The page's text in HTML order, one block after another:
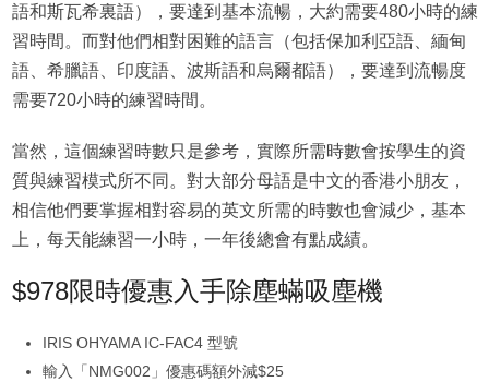
語和斯瓦希裏語），要達到基本流暢，大約需要480小時的練
習時間。而對他們相對困難的語言（包括保加利亞語、緬甸
語、希臘語、印度語、波斯語和烏爾都語），要達到流暢度
需要720小時的練習時間。
當然，這個練習時數只是參考，實際所需時數會按學生的資
質與練習模式所不同。對大部分母語是中文的香港小朋友，
相信他們要掌握相對容易的英文所需的時數也會減少，基本
上，每天能練習一小時，一年後總會有點成績。
$978限時優惠入手除塵蟎吸塵機
IRIS OHYAMA IC-FAC4 型號
輸入「NMG002」優惠碼額外減$25